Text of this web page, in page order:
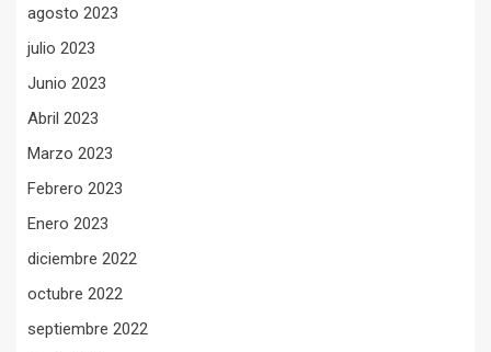
agosto 2023
julio 2023
Junio 2023
Abril 2023
Marzo 2023
Febrero 2023
Enero 2023
diciembre 2022
octubre 2022
septiembre 2022